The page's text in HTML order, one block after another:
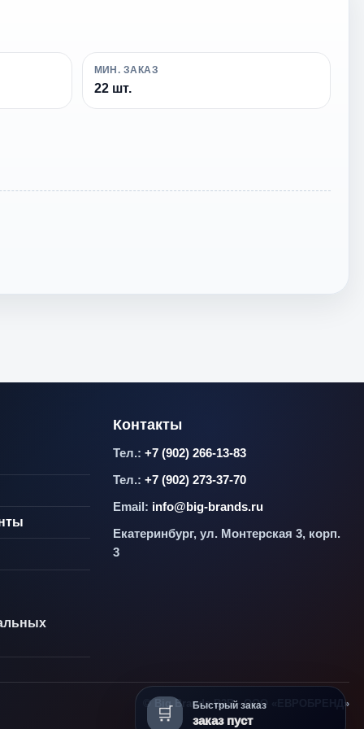
МИН. ЗАКАЗ
22 шт.
Контакты
Тел.:+7 (902) 266-13-83
Тел.:+7 (902) 273-37-70
Email: info@big-brands.ru
Екатеринбург, ул. Монтерская 3, корп.
3
© Big Brands B2B · ООО «ЕВРОБРЕНД»
🛒 Быстрый заказ
заказ пуст